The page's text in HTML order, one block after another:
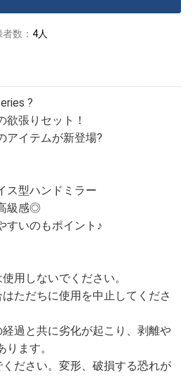
数： 4人
?
欲張りセット！
アイテムが新登場?
ス型ハンドミラー
級感◎
すいのもポイント♪
用しないでください。
ただちに使用を中止してくださ
過と共に劣化が起こり、剥離や
ます。
ださい。変形、破損する恐れが